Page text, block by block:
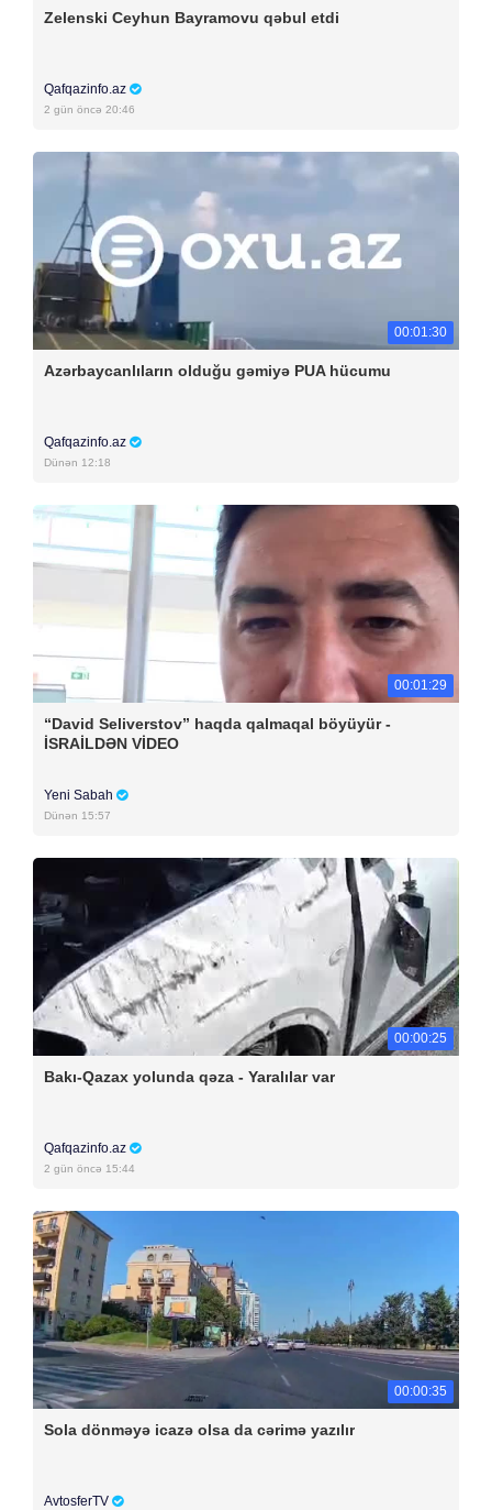
Zelenski Ceyhun Bayramovu qəbul etdi
Qafqazinfo.az
2 gün öncə 20:46
00:01:30
Azərbaycanlıların olduğu gəmiyə PUA hücumu
Qafqazinfo.az
Dünən 12:18
00:01:29
“David Seliverstov” haqda qalmaqal böyüyür -
İSRAİLDƏN VİDEO
Yeni Sabah
Dünən 15:57
00:00:25
Bakı-Qazax yolunda qəza - Yaralılar var
Qafqazinfo.az
2 gün öncə 15:44
00:00:35
Sola dönməyə icazə olsa da cərimə yazılır
AvtosferTV